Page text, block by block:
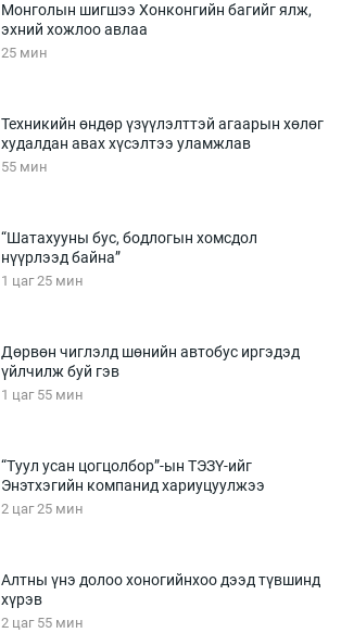
Монголын шигшээ Хонконгийн багийг ялж,
эхний хожлоо авлаа
25 мин
Техникийн өндөр үзүүлэлттэй агаарын хөлөг
худалдан авах хүсэлтээ уламжлав
55 мин
“Шатахууны бус, бодлогын хомсдол
нүүрлээд байна”
1 цаг 25 мин
Дөрвөн чиглэлд шөнийн автобус иргэдэд
үйлчилж буй гэв
1 цаг 55 мин
“Туул усан цогцолбор”-ын ТЭЗҮ-ийг
Энэтхэгийн компанид хариуцуулжээ
2 цаг 25 мин
Алтны үнэ долоо хоногийнхоо дээд түвшинд
хүрэв
2 цаг 55 мин